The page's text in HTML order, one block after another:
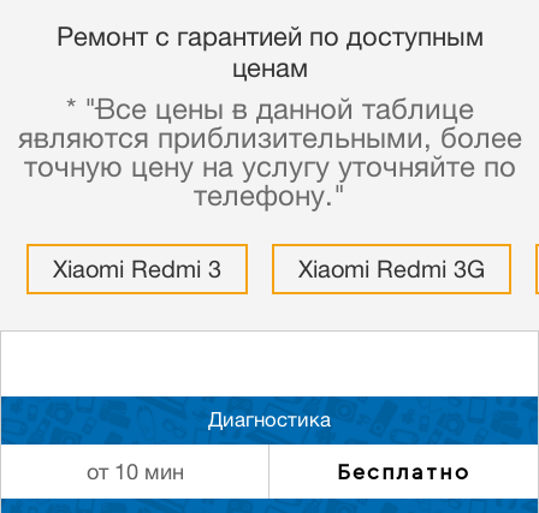
Ремонт с гарантией по доступным
ценам
* "Все цены в данной таблице
являются приблизительными, более
точную цену на услугу уточняйте по
телефону."
Xiaomi Redmi 3 Xiaomi Redmi 3G
Диагностика
от 10 мин Бесплатно